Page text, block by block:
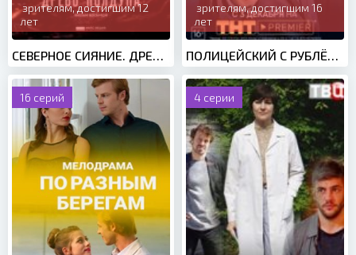
зрителям, достигшим 12
лет
СЕВЕРНОЕ СИЯНИЕ. ДРЕВО КОЛДУНА (2020)
зрителям, достигшим 16
лет
ПОЛИЦЕЙСКИЙ С РУБЛЁВКИ 4 СЕЗОН (2019)
16 серий 4 серии